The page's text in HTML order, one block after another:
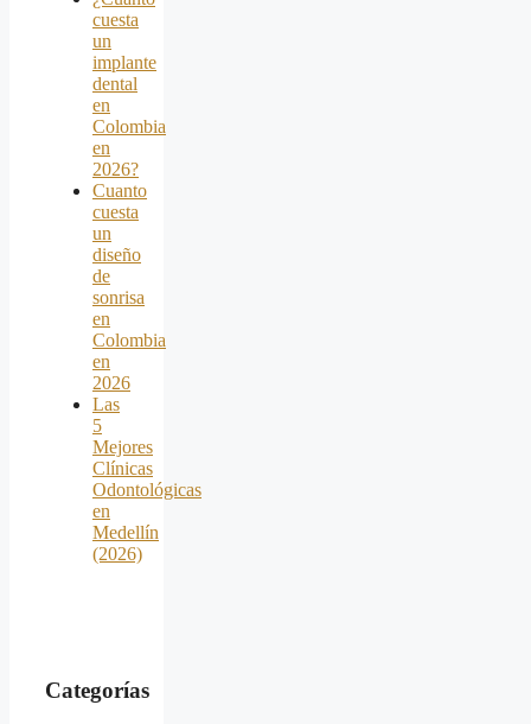
cuesta
un
implante
dental
en
Colombia
en
2026?
Cuanto
cuesta
un
diseño
de
sonrisa
en
Colombia
en
2026
Las
5
Mejores
Clínicas
Odontológicas
en
Medellín
(2026)
Categorías